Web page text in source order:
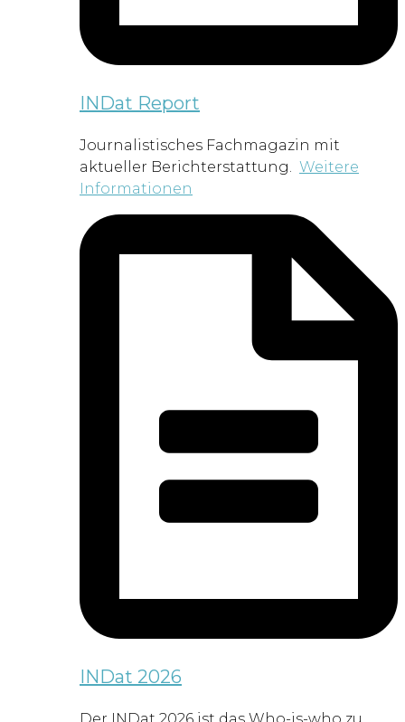
INDat Report
Journalistisches Fachmagazin mit
aktueller Berichterstattung. Weitere
Informationen
INDat 2026